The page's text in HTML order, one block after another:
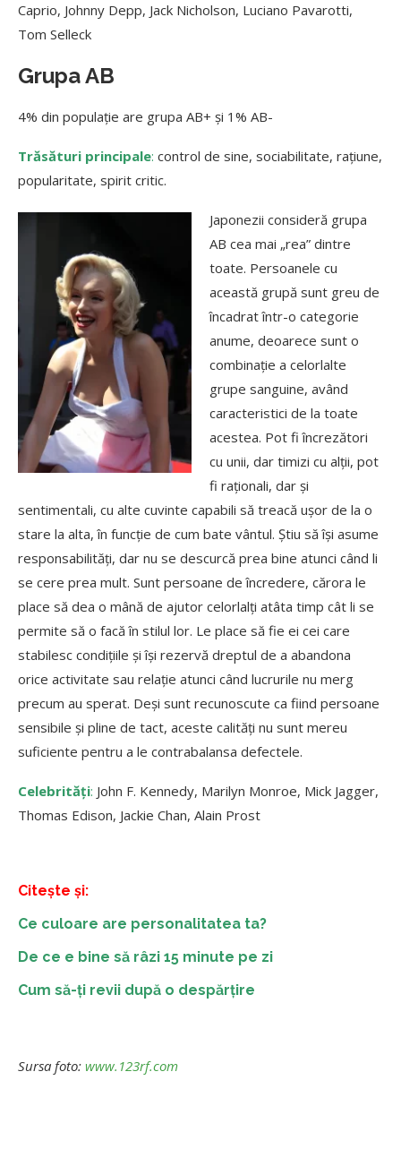
Caprio, Johnny Depp, Jack Nicholson, Luciano Pavarotti,
Tom Selleck
Grupa AB
4% din populație are grupa AB+ și 1% AB-
Trăsături principale: control de sine, sociabilitate, rațiune,
popularitate, spirit critic.
Japonezii consideră grupa
AB cea mai „rea” dintre
toate. Persoanele cu
această grupă sunt greu de
încadrat într-o categorie
anume, deoarece sunt o
combinație a celorlalte
grupe sanguine, având
caracteristici de la toate
acestea. Pot fi încrezători
cu unii, dar timizi cu alții, pot
fi raționali, dar și
sentimentali, cu alte cuvinte capabili să treacă ușor de la o
stare la alta, în funcție de cum bate vântul. Știu să își asume
responsabilități, dar nu se descurcă prea bine atunci când li
se cere prea mult. Sunt persoane de încredere, cărora le
place să dea o mână de ajutor celorlalți atâta timp cât li se
permite să o facă în stilul lor. Le place să fie ei cei care
stabilesc condițiile și își rezervă dreptul de a abandona
orice activitate sau relație atunci când lucrurile nu merg
precum au sperat. Deși sunt recunoscute ca fiind persoane
sensibile și pline de tact, aceste calități nu sunt mereu
suficiente pentru a le contrabalansa defectele.
Celebrități: John F. Kennedy, Marilyn Monroe, Mick Jagger,
Thomas Edison, Jackie Chan, Alain Prost
Citește și:
Ce culoare are personalitatea ta?
De ce e bine să râzi 15 minute pe zi
Cum să-ți revii după o despărțire
Sursa foto: www.123rf.com